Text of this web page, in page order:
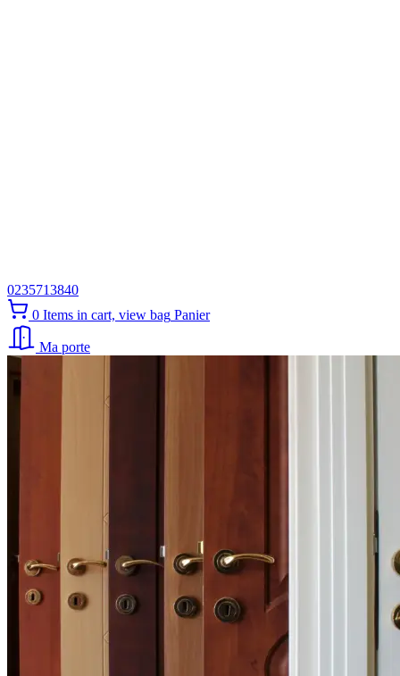
0235713840
0 Items in cart, view bag Panier
Ma porte